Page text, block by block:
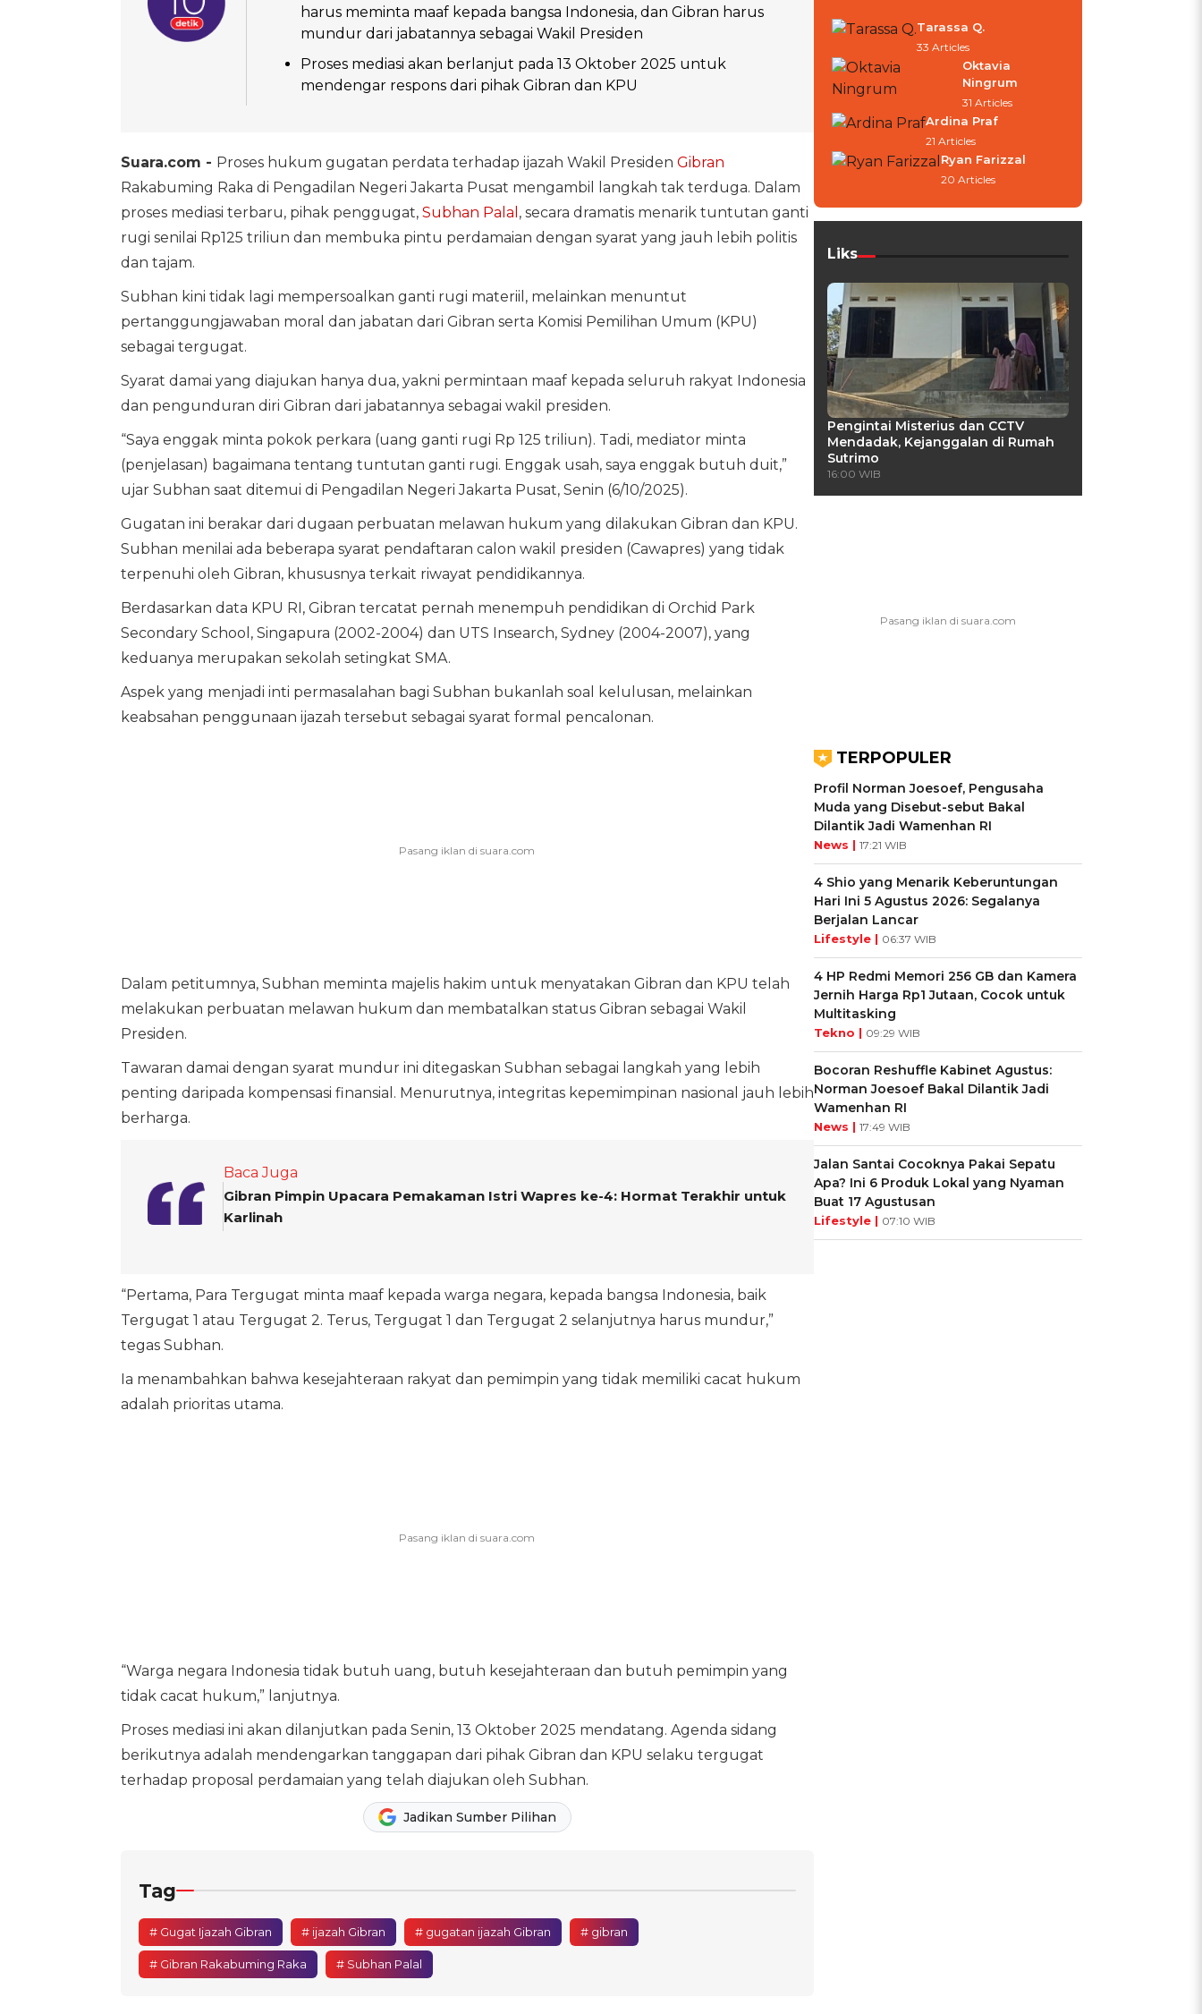
harus meminta maaf kepada bangsa Indonesia, dan Gibran harus
mundur dari jabatannya sebagai Wakil Presiden
Proses mediasi akan berlanjut pada 13 Oktober 2025 untuk
mendengar respons dari pihak Gibran dan KPU
Suara.com - Proses hukum gugatan perdata terhadap ijazah Wakil Presiden Gibran
Rakabuming Raka di Pengadilan Negeri Jakarta Pusat mengambil langkah tak terduga. Dalam
proses mediasi terbaru, pihak penggugat, Subhan Palal , secara dramatis menarik tuntutan ganti
rugi senilai Rp125 triliun dan membuka pintu perdamaian dengan syarat yang jauh lebih politis
dan tajam.
Subhan kini tidak lagi mempersoalkan ganti rugi materiil, melainkan menuntut
pertanggungjawaban moral dan jabatan dari Gibran serta Komisi Pemilihan Umum (KPU)
sebagai tergugat.
Syarat damai yang diajukan hanya dua, yakni permintaan maaf kepada seluruh rakyat Indonesia
dan pengunduran diri Gibran dari jabatannya sebagai wakil presiden.
“Saya enggak minta pokok perkara (uang ganti rugi Rp 125 triliun). Tadi, mediator minta
(penjelasan) bagaimana tentang tuntutan ganti rugi. Enggak usah, saya enggak butuh duit,”
ujar Subhan saat ditemui di Pengadilan Negeri Jakarta Pusat, Senin (6/10/2025).
Gugatan ini berakar dari dugaan perbuatan melawan hukum yang dilakukan Gibran dan KPU.
Subhan menilai ada beberapa syarat pendaftaran calon wakil presiden (Cawapres) yang tidak
terpenuhi oleh Gibran, khususnya terkait riwayat pendidikannya.
Berdasarkan data KPU RI, Gibran tercatat pernah menempuh pendidikan di Orchid Park
Secondary School, Singapura (2002-2004) dan UTS Insearch, Sydney (2004-2007), yang
keduanya merupakan sekolah setingkat SMA.
Aspek yang menjadi inti permasalahan bagi Subhan bukanlah soal kelulusan, melainkan
keabsahan penggunaan ijazah tersebut sebagai syarat formal pencalonan.
Dalam petitumnya, Subhan meminta majelis hakim untuk menyatakan Gibran dan KPU telah
melakukan perbuatan melawan hukum dan membatalkan status Gibran sebagai Wakil
Presiden.
Tawaran damai dengan syarat mundur ini ditegaskan Subhan sebagai langkah yang lebih
penting daripada kompensasi finansial. Menurutnya, integritas kepemimpinan nasional jauh lebih
berharga.
Baca Juga
Gibran Pimpin Upacara Pemakaman Istri Wapres ke-4: Hormat Terakhir untuk
Karlinah
“Pertama, Para Tergugat minta maaf kepada warga negara, kepada bangsa Indonesia, baik
Tergugat 1 atau Tergugat 2. Terus, Tergugat 1 dan Tergugat 2 selanjutnya harus mundur,”
tegas Subhan.
Ia menambahkan bahwa kesejahteraan rakyat dan pemimpin yang tidak memiliki cacat hukum
adalah prioritas utama.
“Warga negara Indonesia tidak butuh uang, butuh kesejahteraan dan butuh pemimpin yang
tidak cacat hukum,” lanjutnya.
Proses mediasi ini akan dilanjutkan pada Senin, 13 Oktober 2025 mendatang. Agenda sidang
berikutnya adalah mendengarkan tanggapan dari pihak Gibran dan KPU selaku tergugat
terhadap proposal perdamaian yang telah diajukan oleh Subhan.
Jadikan Sumber Pilihan
Tag
# Gugat Ijazah Gibran # ijazah Gibran # gugatan ijazah Gibran # gibran
# Gibran Rakabuming Raka # Subhan Palal
Tarassa Q.
33 Articles
Oktavia
Ningrum
31 Articles
Ardina Praf
21 Articles
Ryan Farizzal
20 Articles
Liks
Pengintai Misterius dan CCTV
Mendadak, Kejanggalan di Rumah
Sutrimo
16:00 WIB
TERPOPULER
Profil Norman Joesoef, Pengusaha
Muda yang Disebut-sebut Bakal
Dilantik Jadi Wamenhan RI
News | 17:21 WIB
4 Shio yang Menarik Keberuntungan
Hari Ini 5 Agustus 2026: Segalanya
Berjalan Lancar
Lifestyle | 06:37 WIB
4 HP Redmi Memori 256 GB dan Kamera
Jernih Harga Rp1 Jutaan, Cocok untuk
Multitasking
Tekno | 09:29 WIB
Bocoran Reshuffle Kabinet Agustus:
Norman Joesoef Bakal Dilantik Jadi
Wamenhan RI
News | 17:49 WIB
Jalan Santai Cocoknya Pakai Sepatu
Apa? Ini 6 Produk Lokal yang Nyaman
Buat 17 Agustusan
Lifestyle | 07:10 WIB